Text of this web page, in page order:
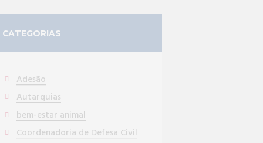
CATEGORIAS
Adesão
Autarquias
bem-estar animal
Coordenadoria de Defesa Civil